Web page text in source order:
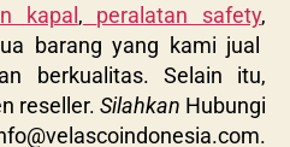
kapal, peralatan safety,
barang yang kami jual
berkualitas. Selain itu,
reseller. Silahkan Hubungi
.